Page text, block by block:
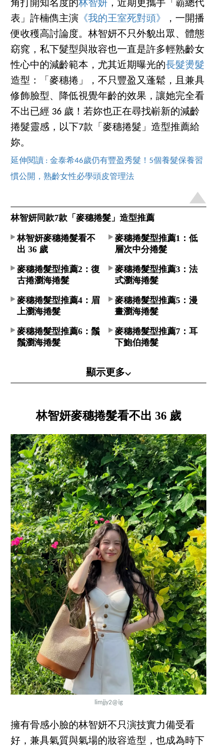
角打開知名度的林智妍 ，近期更攜手 「霸總代
表」許楠儁主演
《我的王室死對頭》
，一開播
便收穫高討論度。林智妍不只外貌出眾、體態
窈窕，私下髮型與妝容也一直是許多輕熟齡女
性心中的減齡範本，尤其近期曝光的長髮燙髮
造型：「麥穗捲」，不只豐盈又蓬鬆，且兼具
修飾臉型、降低視覺年齡的效果，讓她完全看
不出已經 36 歲！若妳也正在尋找嶄新的減齡
捲髮靈感，以下7款「麥穗捲髮」造型推薦給
妳。
延伸閱讀 : 金泰希46歲仍有豐盈秀髮！5個養髮保養習
慣公開，熟齡女性必學頭皮管理法
林智妍同款7款「麥穗捲髮」造型推薦
林智妍麥穗捲髮看不
出 36 歲
麥穗捲髮型推薦1：低
層次中分捲髮
麥穗捲髮型推薦2：復
古捲瀏海捲髮
麥穗捲髮型推薦3：法
式瀏海捲髮
麥穗捲髮型推薦4：眉
上瀏海捲髮
麥穗捲髮型推薦5：漫
畫瀏海捲髮
麥穗捲髮型推薦6：鬚
鬚瀏海捲髮
麥穗捲髮型推薦7：耳
下鮑伯捲髮
顯示更多⌵
林智妍麥穗捲髮看不出 36 歲
limjjy2@ig
擁有骨感小臉的林智妍不只演技實力備受看
好，兼具氣質與氣場的妝容造型，也成為時下